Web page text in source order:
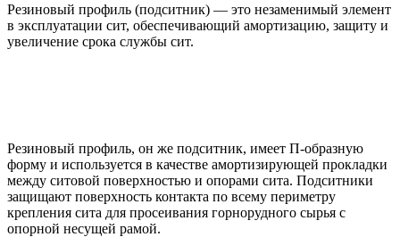
Резиновый профиль (подситник) — это незаменимый элемент
в эксплуатации сит, обеспечивающий амортизацию, защиту и
увеличение срока службы сит.
Резиновый профиль, он же подситник, имеет П-образную
форму и используется в качестве амортизирующей прокладки
между ситовой поверхностью и опорами сита. Подситники
защищают поверхность контакта по всему периметру
крепления сита для просеивания горнорудного сырья с
опорной несущей рамой.